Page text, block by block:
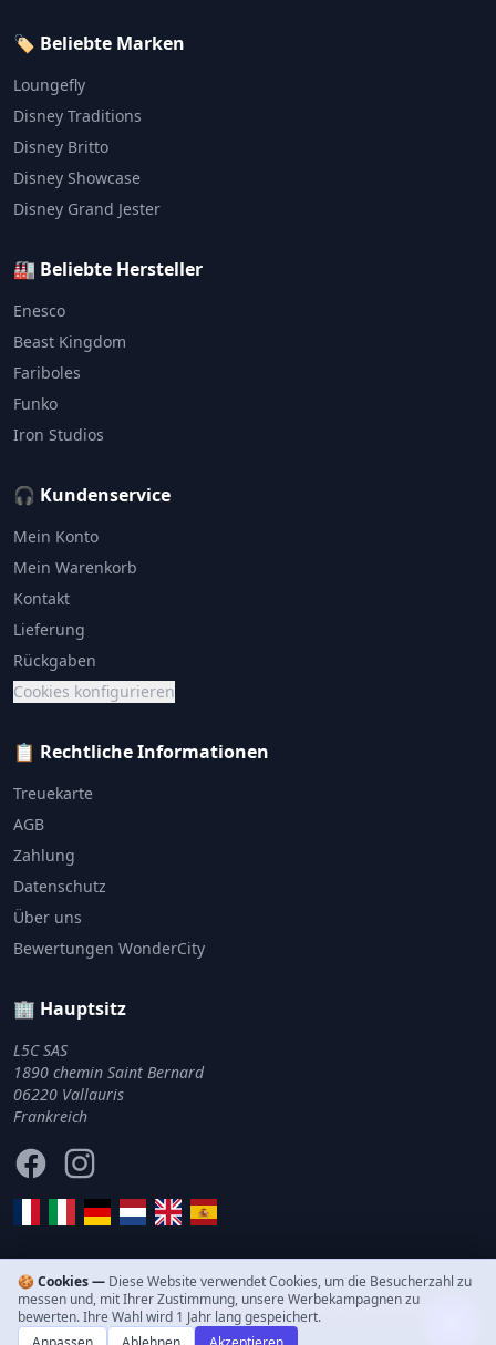
🏷️ Beliebte Marken
Loungefly
Disney Traditions
Disney Britto
Disney Showcase
Disney Grand Jester
🏭 Beliebte Hersteller
Enesco
Beast Kingdom
Fariboles
Funko
Iron Studios
🎧 Kundenservice
Mein Konto
Mein Warenkorb
Kontakt
Lieferung
Rückgaben
Cookies konfigurieren
📋 Rechtliche Informationen
Treuekarte
AGB
Zahlung
Datenschutz
Über uns
Bewertungen WonderCity
🏢 Hauptsitz
L5C SAS
1890 chemin Saint Bernard
06220 Vallauris
Frankreich
FacebookInstagram
© 2011–2026 WonderCity. Alle Rechte vorbehalten.
🍪 Cookies — Diese Website verwendet Cookies, um die Besucherzahl zu
messen und, mit Ihrer Zustimmung, unsere Werbekampagnen zu
bewerten. Ihre Wahl wird 1 Jahr lang gespeichert.